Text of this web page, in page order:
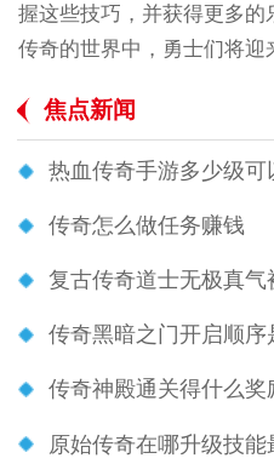
握这些技巧，并获得更多的
传奇的世界中，勇士们将迎
焦点新闻
热血传奇手游多少级可
传奇怎么做任务赚钱
复古传奇道士无极真气
传奇黑暗之门开启顺序
传奇神殿通关得什么奖
原始传奇在哪升级技能